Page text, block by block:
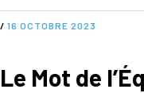
/ 16 OCTOBRE 2023
Le Mot de